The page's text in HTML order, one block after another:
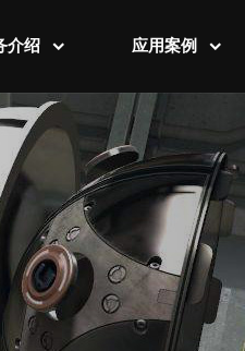
介绍
业务
市业务
务
应用案例
智慧工厂案例
智慧城市案例
可视化案例